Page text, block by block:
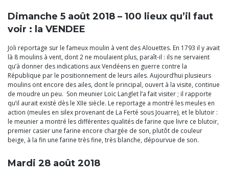
Dimanche 5 août 2018 – 100 lieux qu’il faut
voir : la VENDEE
Joli reportage sur le fameux moulin à vent des Alouettes. En 1793 il y avait
là 8 moulins à vent, dont 2 ne moulaient plus, paraît-il : ils ne servaient
qu’à donner des indications aux Vendéens en guerre contre la
République par le positionnement de leurs ailes. Aujourd’hui plusieurs
moulins ont encore des ailes, dont le principal, ouvert à la visite, continue
de moudre un peu. Son meunier Loïc Langlet l’a fait visiter ; il rapporte
qu’il aurait existé dès le XIIe siècle. Le reportage a montré les meules en
action (meules en silex provenant de La Ferté sous Jouarre), et le blutoir :
le meunier a montré les différentes qualités de farine que livre ce blutoir,
premier casier une farine encore chargée de son, plutôt de couleur
beige, à la fin une farine très fine, très blanche, dépourvue de son.
Mardi 28 août 2018